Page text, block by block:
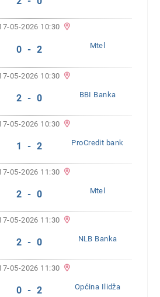
05-2026 10:30
0 - 2 Mtel
05-2026 10:30
2 - 0 BBI Banka
05-2026 10:30
1 - 2 ProCredit bank
05-2026 11:30
2 - 0 Mtel
05-2026 11:30
2 - 0 NLB Banka
05-2026 11:30
0 - 2 Općina Ilidža